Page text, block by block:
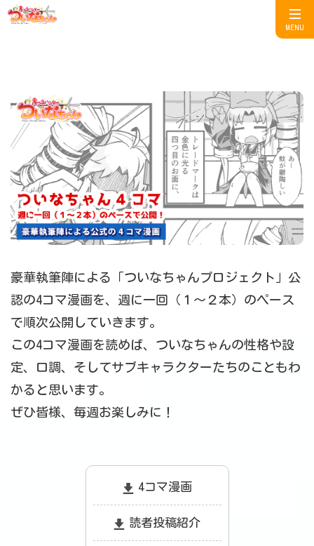
MENU
豪華執筆陣による「ついなちゃんプロジェクト」公
認の4コマ漫画を、週に一回（１～２本）のペース
で順次公開していきます。
この4コマ漫画を読めば、ついなちゃんの性格や設
定、口調、そしてサブキャラクターたちのこともわ
かると思います。
ぜひ皆様、毎週お楽しみに！
4コマ漫画
読者投稿紹介